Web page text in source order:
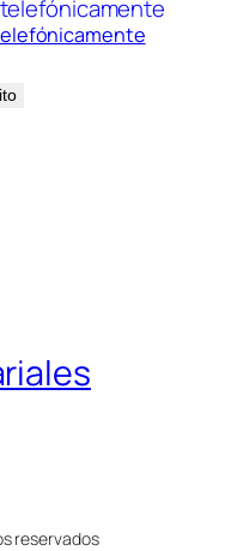
reservados